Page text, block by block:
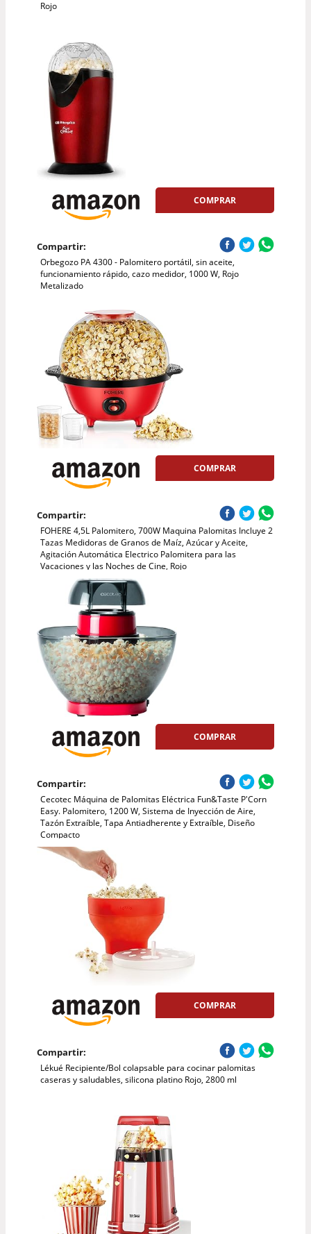
Rojo
COMPRAR
Compartir:
Orbegozo PA 4300 - Palomitero portátil, sin aceite,
funcionamiento rápido, cazo medidor, 1000 W, Rojo
Metalizado
COMPRAR
Compartir:
FOHERE 4,5L Palomitero, 700W Maquina Palomitas Incluye 2
Tazas Medidoras de Granos de Maíz, Azúcar y Aceite,
Agitación Automática Electrico Palomitera para las
Vacaciones y las Noches de Cine, Rojo
COMPRAR
Compartir:
Cecotec Máquina de Palomitas Eléctrica Fun&Taste P'Corn
Easy. Palomitero, 1200 W, Sistema de Inyección de Aire,
Tazón Extraíble, Tapa Antiadherente y Extraíble, Diseño
Compacto
COMPRAR
Compartir:
Lékué Recipiente/Bol colapsable para cocinar palomitas
caseras y saludables, silicona platino Rojo, 2800 ml